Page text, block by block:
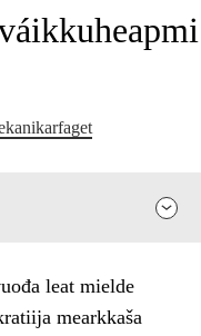
leat mielde
mearkkaša